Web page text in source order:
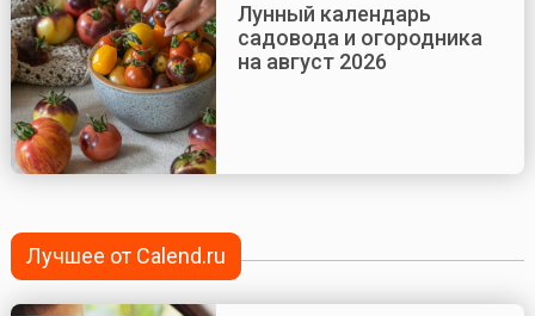
Лунный календарь
садовода и огородника
на август 2026
Лучшее от Calend.ru